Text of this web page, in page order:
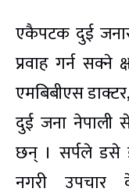
एकैपटक दुई
प्रवाह गर्न सक्ने
एमबिबीएस
दुई जना नेपाली
छन् । सर्पले डसे
नगरी उपचार